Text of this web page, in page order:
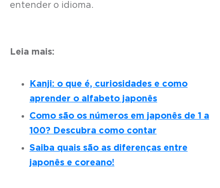
entender o idioma.
Leia mais:
Kanji: o que é, curiosidades e como
aprender o alfabeto japonês
Como são os números em japonês de 1 a
100? Descubra como contar
Saiba quais são as diferenças entre
japonês e coreano!